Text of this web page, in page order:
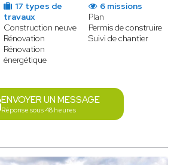
17 types de
travaux
Construction neuve
Rénovation
Rénovation
énergétique
6 missions
Plan
Permis de construire
Suivi de chantier
ENVOYER UN MESSAGE
Réponse sous 48 heures